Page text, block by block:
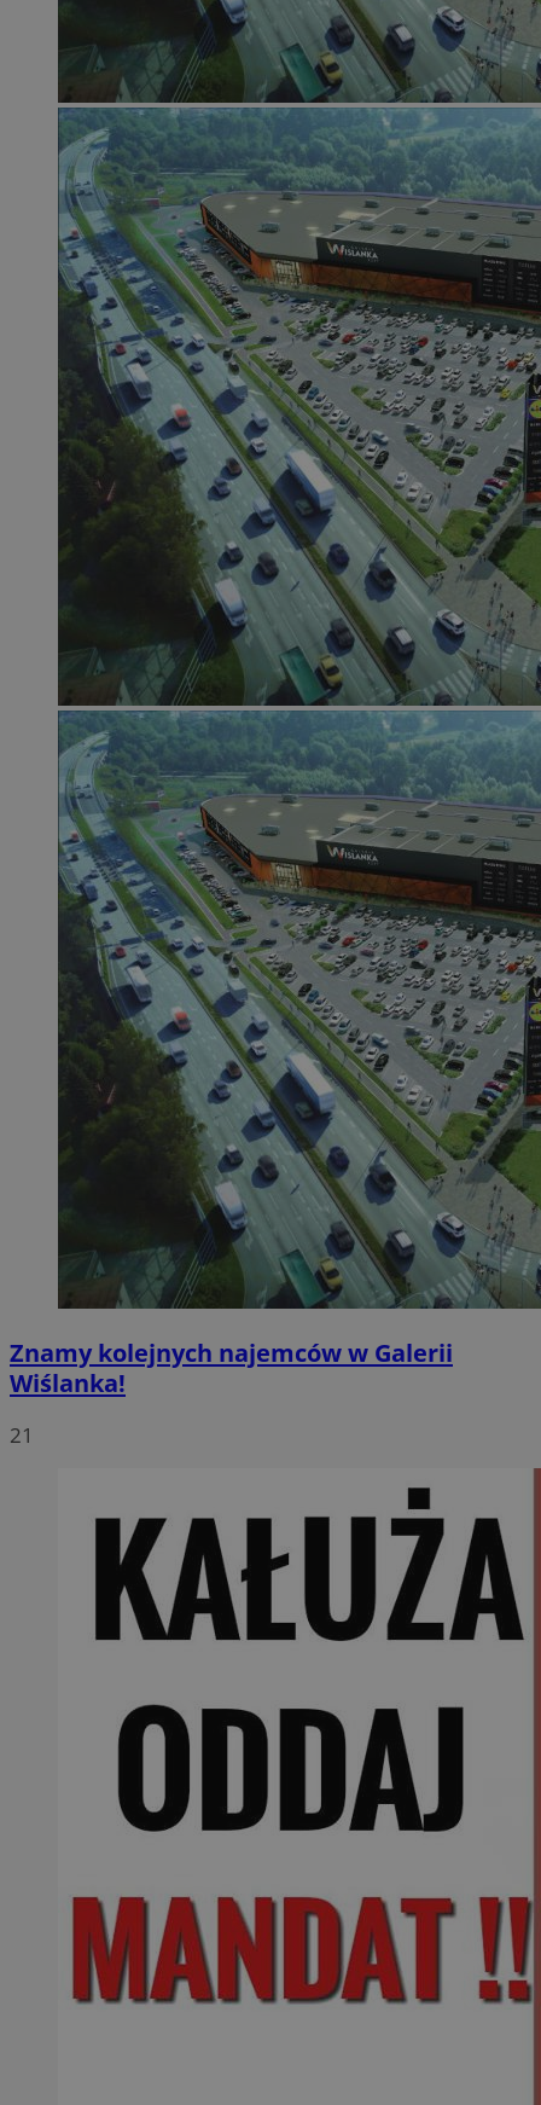
Znamy kolejnych najemców w Galerii
Wiślanka!
21